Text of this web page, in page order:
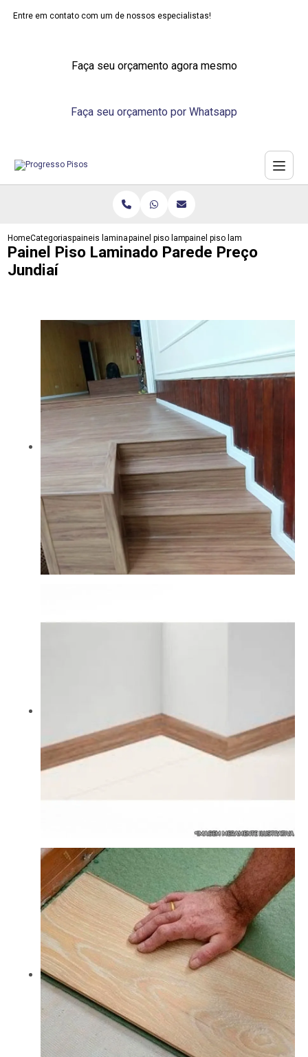
Entre em contato com um de nossos especialistas!
Faça seu orçamento agora mesmo
Faça seu orçamento por Whatsapp
HomeCategoriaspaineis laminadospainel piso laminado paredepainel piso laminado parede
Painel Piso Laminado Parede Preço
Jundiaí